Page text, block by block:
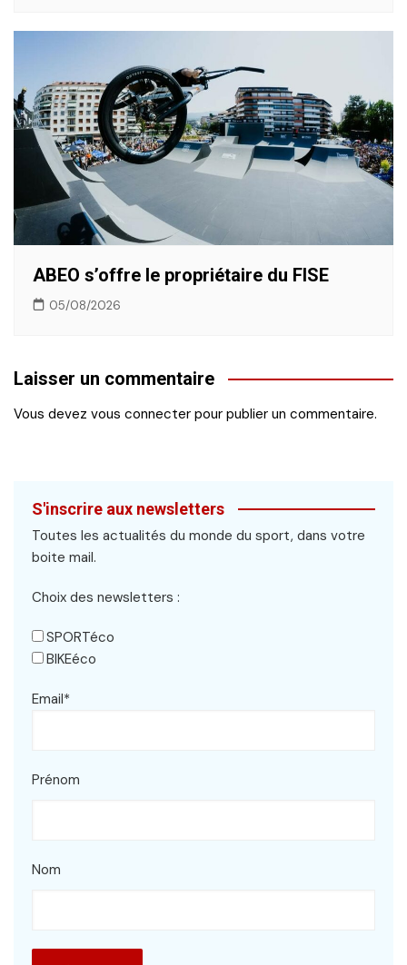
ABEO s’offre le propriétaire du FISE
05/08/2026
Laisser un commentaire
Vous devez vous connecter pour publier un commentaire.
S'inscrire aux newsletters
Toutes les actualités du monde du sport, dans votre
boite mail.
Choix des newsletters :
SPORTéco
BIKEéco
Email*
Prénom
Nom